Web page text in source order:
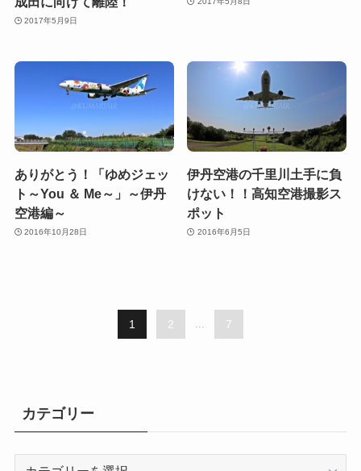
2017年5月9日
ありがとう！「ゆめジェッ
ト～You ＆ Me～」～伊丹
空港編～
2016年10月28日
伊丹空港の千里川土手に負
けない！！高知空港撮影ス
ポット
2016年6月5日
1 2 7
カテゴリー